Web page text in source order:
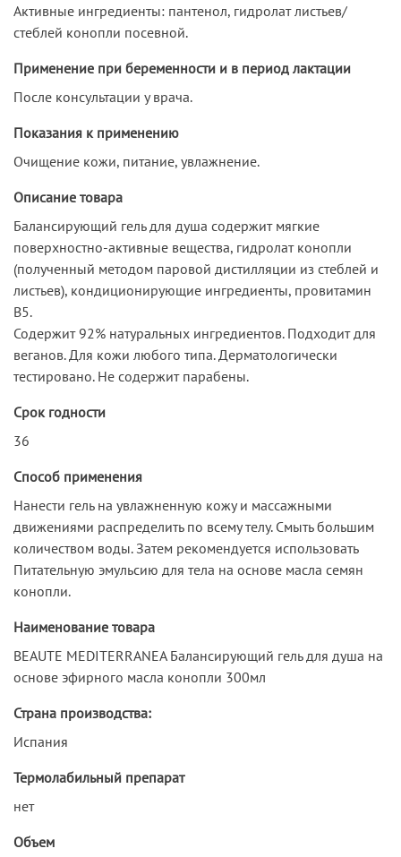
Активные ингредиенты: пантенол, гидролат листьев/
стеблей конопли посевной.
Применение при беременности и в период лактации
После консультации у врача.
Показания к применению
Очищение кожи, питание, увлажнение.
Описание товара
Балансирующий гель для душа содержит мягкие
поверхностно-активные вещества, гидролат конопли
(полученный методом паровой дистилляции из стеблей и
листьев), кондиционирующие ингредиенты, провитамин
В5.
Содержит 92% натуральных ингредиентов. Подходит для
веганов. Для кожи любого типа. Дерматологически
тестировано. Не содержит парабены.
Срок годности
36
Способ применения
Нанести гель на увлажненную кожу и массажными
движениями распределить по всему телу. Смыть большим
количеством воды. Затем рекомендуется использовать
Питательную эмульсию для тела на основе масла семян
конопли.
Наименование товара
BEAUTE MEDITERRANEA Балансирующий гель для душа на
основе эфирного масла конопли 300мл
Страна производства:
Испания
Термолабильный препарат
нет
Объем